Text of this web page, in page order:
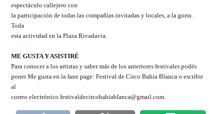
espectáculo callejero con
la participación de todas las compañías invitadas y locales, a la gorra.
Toda
esta actividad en la Plaza Rivadavia.
ME GUSTA Y ASISTIRÉ
Para conocer a los artistas y saber más de los anteriores festivales podés
poner Me gusta en la fane page: Festival de Circo Bahía Blanca o escribir
al
correo electrónico festivaldecircobahiablanca@gmail.com.